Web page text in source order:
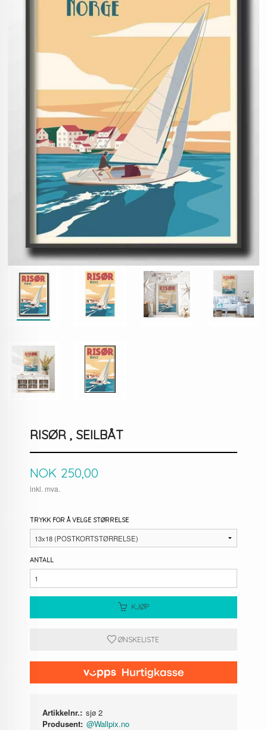
RISØR , SEILBÅT
Pris
NOK 250,00
inkl. mva.
TRYKK FOR Å VELGE STØRRELSE
ANTALL
KJØP
ØNSKELISTE
Artikkelnr.: sjø 2
Produsent: @Wallpix.no